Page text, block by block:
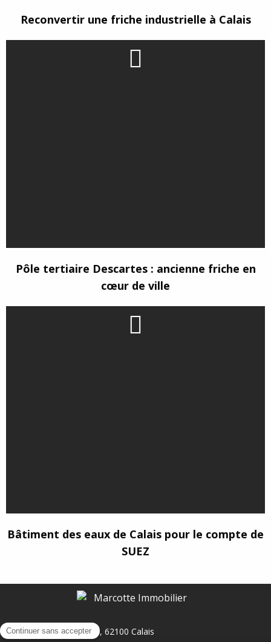
Reconvertir une friche industrielle à Calais
Pôle tertiaire Descartes : ancienne friche en
cœur de ville
Bâtiment des eaux de Calais pour le compte de
SUEZ
95, BD Jacquard, 62100 Calais